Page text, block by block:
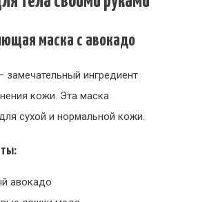
маска с авокадо
ингредиент
кожи. Эта маска
сухой и нормальной кожи.
авокадо